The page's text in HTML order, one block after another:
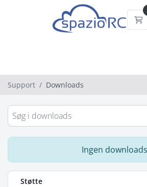
Support Downloads
Ingen downloads
Støtte